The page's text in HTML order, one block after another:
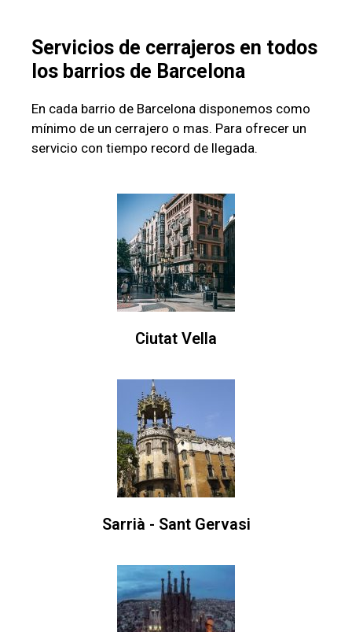
Servicios de cerrajeros en todos
los barrios de Barcelona
En cada barrio de Barcelona disponemos como
mínimo de un cerrajero o mas. Para ofrecer un
servicio con tiempo record de llegada.
Ciutat Vella
Sarrià - Sant Gervasi